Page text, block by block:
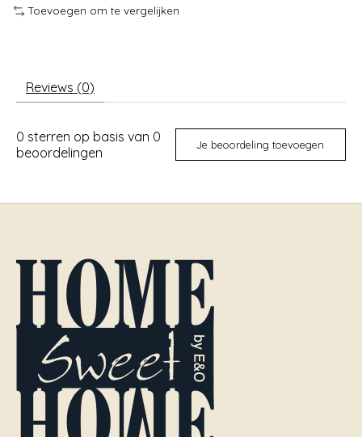
Toevoegen om te vergelijken
Reviews (0)
0 sterren op basis van 0
beoordelingen
Je beoordeling toevoegen